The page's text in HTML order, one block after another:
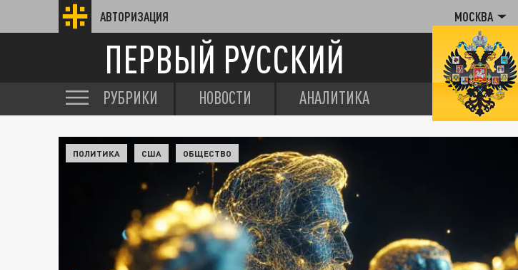
АВТОРИЗАЦИЯ МОСКВА
ПЕРВЫЙ РУССКИЙ
РУБРИКИ НОВОСТИ АНАЛИТИКА
ПОЛИТИКА США ОБЩЕСТВО